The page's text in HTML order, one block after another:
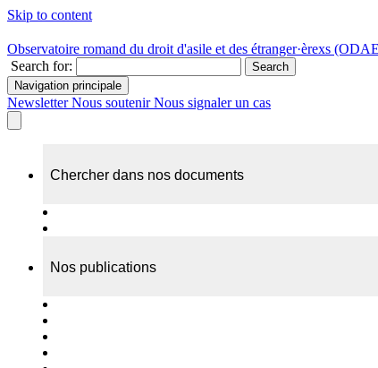
Skip to content
Observatoire romand du droit d'asile et des étranger·èrexs
Search for:
Search
Navigation principale
NewsletterNous soutenirNous signaler un cas
Chercher dans nos documents
Nos publications